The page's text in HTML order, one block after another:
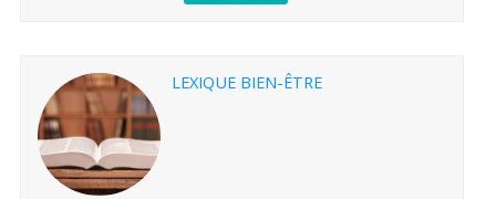
LEXIQUE BIEN-ÊTRE